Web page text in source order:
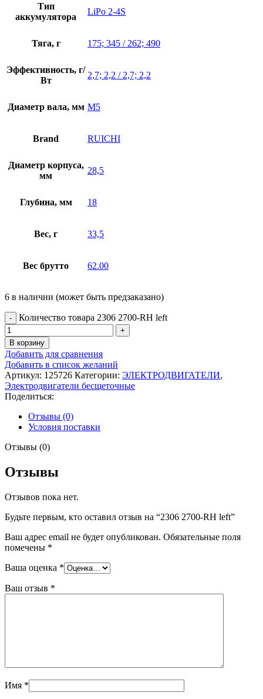
Тип
аккумулятора
LiPo 2-4S
Тяга, г 175; 345 / 262; 490
Эффективность, г/
Вт
2,7; 2,2 / 2,7; 2,2
Диаметр вала, мм M5
Brand RUICHI
Диаметр корпуса,
мм
28,5
Глубина, мм 18
Вес, г 33,5
Вес брутто 62.00
6 в наличии (может быть предзаказано)
Количество товара 2306 2700-RH left
В корзину
Добавить для сравнения
Добавить в список желаний
Артикул: 125726 Категории: ЭЛЕКТРОДВИГАТЕЛИ,
Электродвигатели бесщеточные
Поделиться:
Отзывы (0)
Условия поставки
Отзывы (0)
Отзывы
Отзывов пока нет.
Будьте первым, кто оставил отзыв на “2306 2700-RH left”
Ваш адрес email не будет опубликован. Обязательные поля
помечены *
Ваша оценка *
Ваш отзыв *
Имя *